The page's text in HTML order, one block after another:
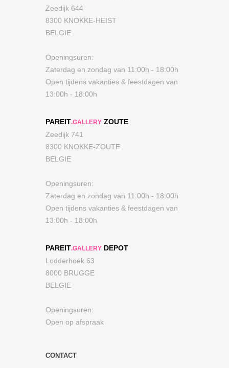
Zeedijk 644
8300 KNOKKE-HEIST
BELGIE
Openingsuren:
Zaterdag en zondag van 11:00h - 18:00h
Open tijdens vakanties & feestdagen van
13:00h - 18:00h
PAREIT.GALLERY ZOUTE
Zeedijk 741
8300 KNOKKE-ZOUTE
BELGIE
Openingsuren:
Zaterdag en zondag van 11:00h - 18:00h
Open tijdens vakanties & feestdagen van
13:00h - 18:00h
PAREIT.GALLERY DEPOT
Lodderhoek 63
8000 BRUGGE
BELGIE
Openingsuren:
Open op afspraak
CONTACT